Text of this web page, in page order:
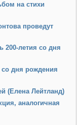
на стихи
проведут
200-летия со дня
со дня рождения
(Елена Лейтланд)
аналогичная